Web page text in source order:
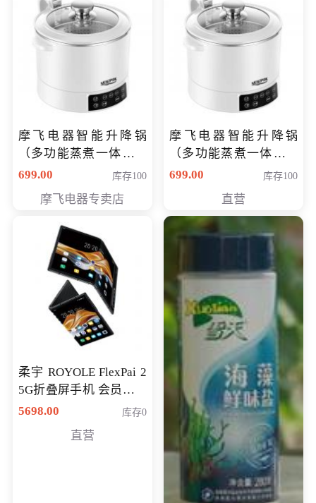
摩飞电器智能升降锅
（多功能蒸煮一体锅）
（智能升降养生锅） 会
699.00 库存100
摩飞电器专卖店
摩飞电器智能升降锅
（多功能蒸煮一体锅）
（智能升降养生锅） 会
699.00 库存100
直营
柔宇 ROYOLE FlexPai 2
5G折叠屏手机 会员专享
购买价格 4998元
5698.00 库存0
直营